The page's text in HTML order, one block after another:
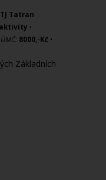
TJ Tatran
•
8000,-Kč •
Základních